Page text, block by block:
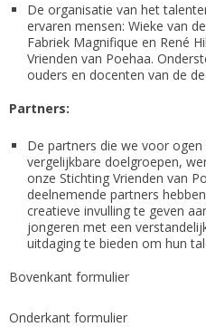
De organisatie van het
ervaren mensen: Wieke van
Fabriek Magnifique en René
Vrienden van Poehaa.
ouders en docenten van de
Partners:
De partners die we voor
vergelijkbare doelgroepen,
onze Stichting Vrienden van
deelnemende partners
creatieve invulling te geven
jongeren met een
uitdaging te bieden om hun
Bovenkant formulier
Onderkant formulier